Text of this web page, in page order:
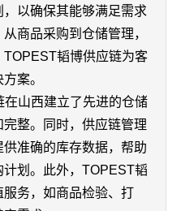
以确保其能够满足需求
商品采购到仓储管理，
韬博供应链为客
案。
山西建立了先进的仓储
整。同时，供应链管理
准确的库存数据，帮助
划。此外，TOPEST韬
务，如商品检验、打